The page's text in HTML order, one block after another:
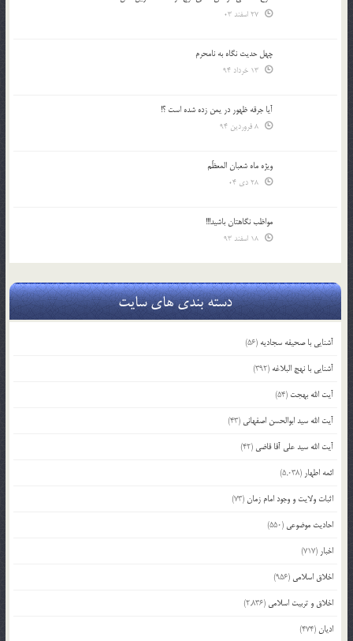
چهل حدیث نگاه به نامحرم
آیا جرقه ظهور در یمن زده شده است ؟!
ویژه ماه شعبان المعظّم
مواظب نگاهتان باشید!!!
دسته بندی های سایت
آشنایی با صحیفه سجادیه (56)
آشنایی با نهج البلاغه (392)
آیت الله بهجت (54)
آیت الله سید ابوالحسن اصفهانی (43)
آیت الله سید علی آقا قاضی (42)
ائمه اطهار (5,038)
اثبات ولایت و وجود امام زمان(73)
احادیث موضوعی (550)
اخبار (717)
اخلاق اسلامی (956)
اخلاق و تربیت اسلامی (2,836)
ادیان(474)